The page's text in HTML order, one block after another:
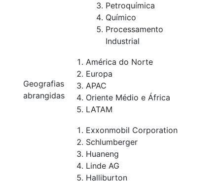
Petroquímica
Químico
Processamento
Industrial
Geografias
abrangidas
América do Norte
Europa
APAC
Oriente Médio e África
LATAM
Exxonmobil Corporation
Schlumberger
Huaneng
Linde AG
Halliburton